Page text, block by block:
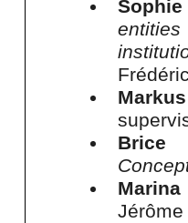
Brice
Marina